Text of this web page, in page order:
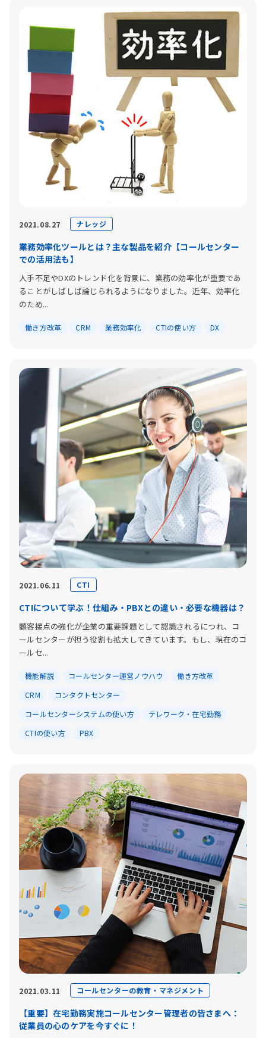
2021.08.27 ナレッジ
業務効率化ツールとは？主な製品を紹介【コールセンター
での活用法も】
人手不足やDXのトレンド化を背景に、業務の効率化が重要であ
ることがしばしば論じられるようになりました。近年、効率化
のため...
働き方改革 CRM 業務効率化 CTIの使い方 DX
2021.06.11 CTI
CTIについて学ぶ！仕組み・PBXとの違い・必要な機器は？
顧客接点の強化が企業の重要課題として認識されるにつれ、コ
ールセンターが担う役割も拡大してきています。もし、現在のコ
ールセ...
機能解説 コールセンター運営ノウハウ
働き方改革
CRM
コンタクトセンター
コールセンターシステムの使い方
テレワーク・在宅勤務
CTIの使い方
PBX
2021.03.11 コールセンターの教育・マネジメント
【重要】在宅勤務実施コールセンター管理者の皆さまへ：
従業員の心のケアを今すぐに！